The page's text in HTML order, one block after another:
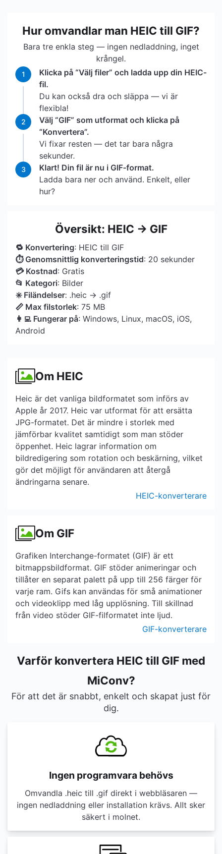
Hur omvandlar man HEIC till GIF?
Bara tre enkla steg — ingen nedladdning, inget
krångel.
1
Klicka på “Välj filer” och ladda upp din HEIC-
fil.
Du kan också dra och släppa — vi är
flexibla!
2
Välj “GIF” som utformat och klicka på
“Konvertera”.
Vi fixar resten — det tar bara några
sekunder.
3
Klart! Din fil är nu i GIF-format.
Ladda bara ner och använd. Enkelt, eller
hur?
Översikt: HEIC → GIF
🔁 Konvertering: HEIC till GIF
⏱ Genomsnittlig konverteringstid: 20 sekunder
💳 Kostnad: Gratis
📂 Kategori: Bilder
✳️ Filändelser: .heic → .gif
📏 Max filstorlek: 75 MB
👩‍💻 Fungerar på: Windows, Linux, macOS, iOS,
Android
Om HEIC
Heic är det vanliga bildformatet som införs av
Apple år 2017. Heic var utformat för att ersätta
JPG-formatet. Det är mindre i storlek med
jämförbar kvalitet samtidigt som man stöder
öppenhet. Heic lagrar information om
bildredigering som rotation och beskärning, vilket
gör det möjligt för användaren att återgå
ändringarna senare.
HEIC-konverterare
Om GIF
Grafiken Interchange-formatet (GIF) är ett
bitmappsbildformat. GIF stöder animeringar och
tillåter en separat palett på upp till 256 färger för
varje ram. Gifs kan användas för små animationer
och videoklipp med låg upplösning. Till skillnad
från video stöder GIF-filformatet inte ljud.
GIF-konverterare
Varför konvertera HEIC till GIF med
MiConv?
För att det är snabbt, enkelt och skapat just för
dig.
Ingen programvara behövs
Omvandla .heic till .gif direkt i webbläsaren —
ingen nedladdning eller installation krävs. Allt sker
säkert i molnet.